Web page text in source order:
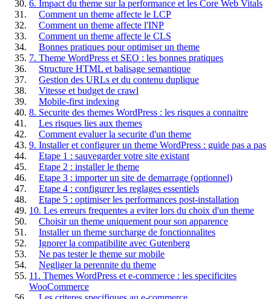
6. Impact du theme sur la performance et les Core Web Vitals
Comment un theme affecte le LCP
Comment un theme affecte l'INP
Comment un theme affecte le CLS
Bonnes pratiques pour optimiser un theme
7. Theme WordPress et SEO : les bonnes pratiques
Structure HTML et balisage semantique
Gestion des URLs et du contenu duplique
Vitesse et budget de crawl
Mobile-first indexing
8. Securite des themes WordPress : les risques a connaitre
Les risques lies aux themes
Comment evaluer la securite d'un theme
9. Installer et configurer un theme WordPress : guide pas a pas
Etape 1 : sauvegarder votre site existant
Etape 2 : installer le theme
Etape 3 : importer un site de demarrage (optionnel)
Etape 4 : configurer les reglages essentiels
Etape 5 : optimiser les performances post-installation
10. Les erreurs frequentes a eviter lors du choix d'un theme
Choisir un theme uniquement pour son apparence
Installer un theme surcharge de fonctionnalites
Ignorer la compatibilite avec Gutenberg
Ne pas tester le theme sur mobile
Negliger la perennite du theme
11. Themes WordPress et e-commerce : les specificites
WooCommerce